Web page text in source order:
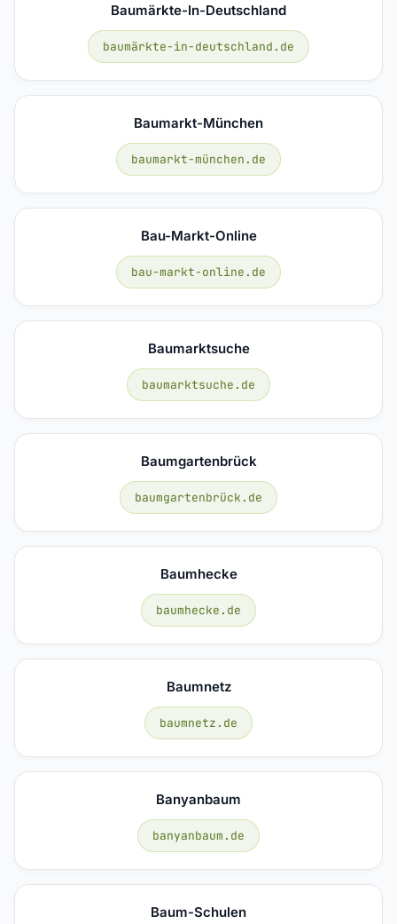
Baumärkte-In-Deutschland
baumärkte-in-deutschland.de
Baumarkt-München
baumarkt-münchen.de
Bau-Markt-Online
bau-markt-online.de
Baumarktsuche
baumarktsuche.de
Baumgartenbrück
baumgartenbrück.de
Baumhecke
baumhecke.de
Baumnetz
baumnetz.de
Banyanbaum
banyanbaum.de
Baum-Schulen